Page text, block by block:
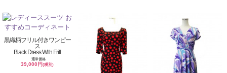
黒織柄フリル付きワンピー
ス
Black Dress With Frill
通常価格
39,000円(税別)